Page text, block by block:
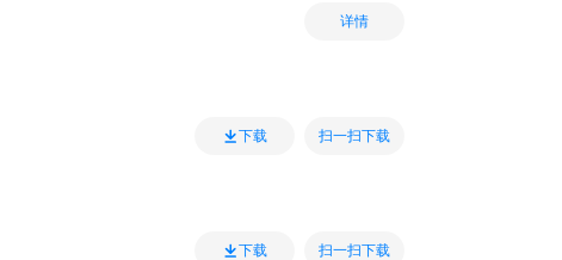
详情
下载 扫一扫下载
下载 扫一扫下载